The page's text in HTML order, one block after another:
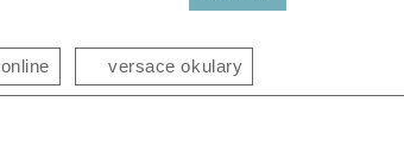
versace okulary